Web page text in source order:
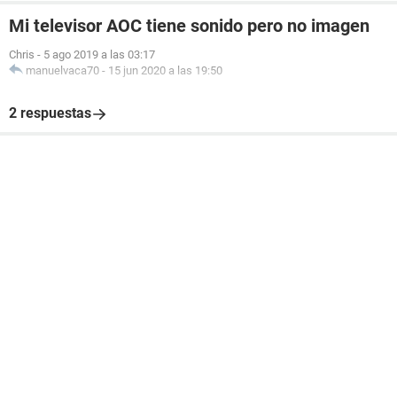
Mi televisor AOC tiene sonido pero no imagen
Chris - 5 ago 2019 a las 03:17
manuelvaca70 - 15 jun 2020 a las 19:50
2 respuestas